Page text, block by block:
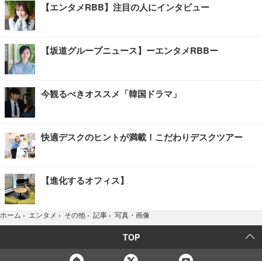
【エンタメRBB】注目の人にインタビュー
【坂道グループニュース】ーエンタメRBBー
今観るべきオススメ「韓国ドラマ」
快適デスクのヒントが満載！こだわりデスクツアー
【進化するオフィス】
ホーム › エンタメ › その他 › 記事 › 写真・画像
TOP